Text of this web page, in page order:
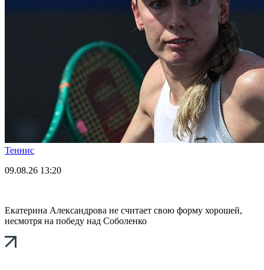
Теннис
09.08.26 13:20
Екатерина Александрова не считает свою форму хорошей,
несмотря на победу над Соболенко